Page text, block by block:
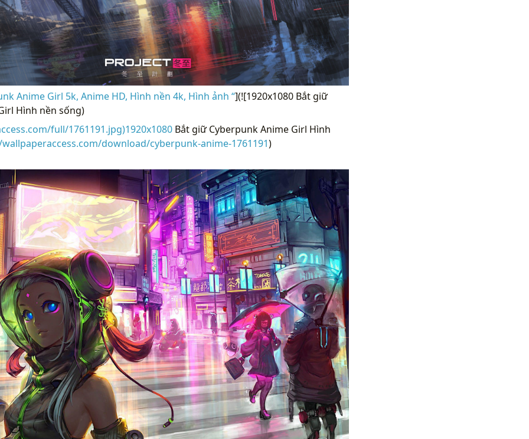
Anime Girl 5k, Anime HD, Hình nền 4k, Hình ảnh “](![1920x1080 Bắt giữ
Hình nền sống)
full/1761191.jpg)1920x1080Bắt giữ Cyberpunk Anime Girl Hình
download/cyberpunk-anime-1761191)